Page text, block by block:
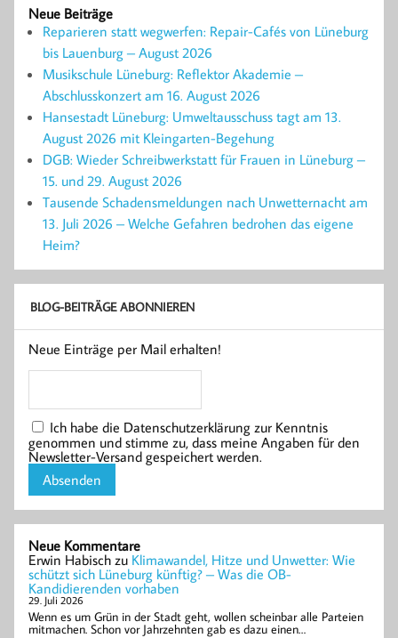
Neue Beiträge
Reparieren statt wegwerfen: Repair-Cafés von Lüneburg
bis Lauenburg – August 2026
Musikschule Lüneburg: Reflektor Akademie –
Abschlusskonzert am 16. August 2026
Hansestadt Lüneburg: Umweltausschuss tagt am 13.
August 2026 mit Kleingarten-Begehung
DGB: Wieder Schreibwerkstatt für Frauen in Lüneburg –
15. und 29. August 2026
Tausende Schadensmeldungen nach Unwetternacht am
13. Juli 2026 – Welche Gefahren bedrohen das eigene
Heim?
BLOG-BEITRÄGE ABONNIEREN
Neue Einträge per Mail erhalten!
Ich habe die Datenschutzerklärung zur Kenntnis
genommen und stimme zu, dass meine Angaben für den
Newsletter-Versand gespeichert werden.
Neue Kommentare
Erwin Habisch zu Klimawandel, Hitze und Unwetter: Wie
schützt sich Lüneburg künftig? – Was die OB-
Kandidierenden vorhaben
29. Juli 2026
Wenn es um Grün in der Stadt geht, wollen scheinbar alle Parteien
mitmachen. Schon vor Jahrzehnten gab es dazu einen…